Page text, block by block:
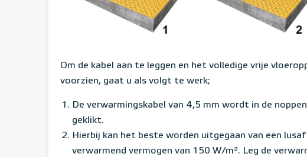
Om de kabel aan te leggen en het volledige vrije
voorzien, gaat u als volgt te werk;
De verwarmingskabel van 4,5 mm wordt in de
geklikt.
Hierbij kan het beste worden uitgegaan van een
verwarmend vermogen van 150 W/m². Leg de